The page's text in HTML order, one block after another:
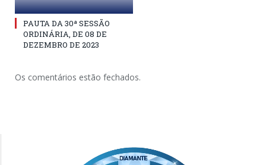
PAUTA DA 30ª SESSÃO
ORDINÁRIA, DE 08 DE
DEZEMBRO DE 2023
Os comentários estão fechados.